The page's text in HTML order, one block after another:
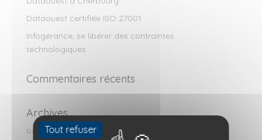
Dataouest certifiée ISO 27001
Infogérance, se libérer des contraintes
technologiques
Commentaires récents
Archives
octobre 2025
Tout refuser